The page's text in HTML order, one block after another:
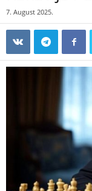
7. August 2025.